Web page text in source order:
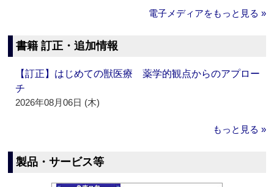
電子メディアをもっと見る »
書籍 訂正・追加情報
【訂正】はじめての獣医療 薬学的観点からのアプロー
チ
2026年08月06日 (木)
もっと見る »
製品・サービス等